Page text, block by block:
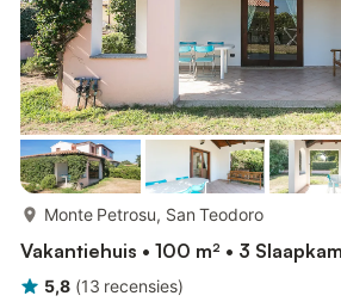
Monte Petrosu, San Teodoro
Vakantiehuis • 100 m² • 3
5,8 (13 recensies)